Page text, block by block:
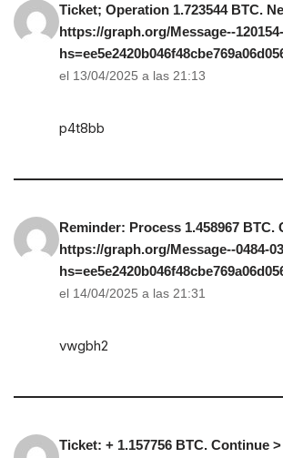
Ticket; Operation 1.723544 BTC.
https://graph.org/Message--
el 13/04/2025 a las 21:13
p4t8bb
Reminder: Process 1.458967 BTC.
https://graph.org/Message--0484-
el 14/04/2025 a las 21:31
vwgbh2
Ticket: + 1.157756 BTC. Continue >